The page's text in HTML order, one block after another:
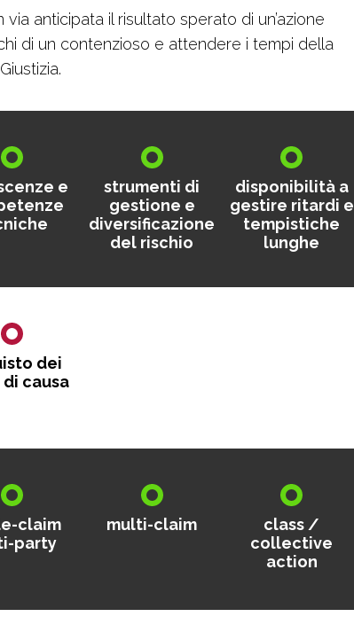
anticipata il risultato sperato di un’azione
di un contenzioso e attendere i tempi della
Giustizia.
e
strumenti di
gestione e
diversificazione
del rischio
disponibilità a
gestire ritardi e
tempistiche
lunghe
dei
causa
claim
party
multi-claim
class /
collective
action